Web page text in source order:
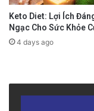
em có mặt ở
lỡ lớp”, Giám
Keto Diet: Lợi Ích
Ngạc Cho Sức Khỏe
4 days ago